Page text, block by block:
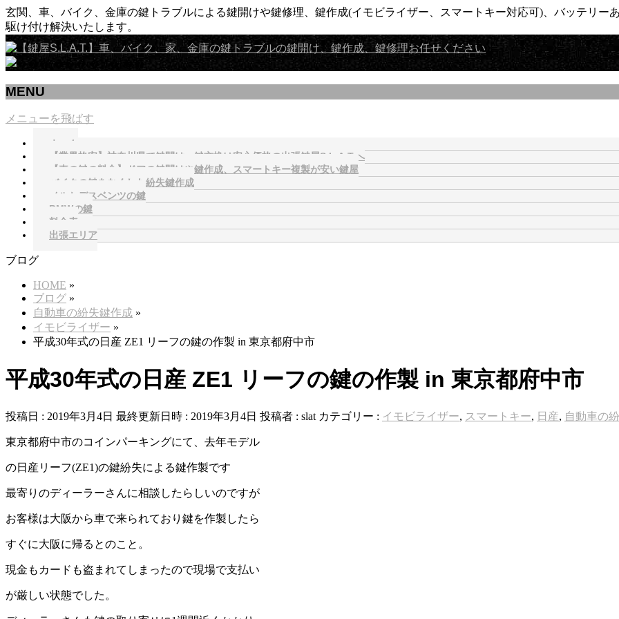
玄関、車、バイク、金庫の鍵トラブルによる鍵開けや鍵修理、鍵作成(イモビライザー、スマートキー対応可)、バッテリー
駆け付け解決いたします。
MENU
メニューを飛ばす
ホーム
【業界格安】神奈川県で鍵開け、鍵交換は安心価格の出張鍵屋S.L.A.T.へ
【車の鍵の料金】ドアの鍵開けや鍵作成、スマートキー複製が安い鍵屋
バイクの鍵をなくした紛失鍵作成
メルセデスベンツの鍵
BMWの鍵
料金表
出張エリア
ブログ
HOME »
ブログ »
自動車の紛失鍵作成 »
イモビライザー »
平成30年式の日産 ZE1 リーフの鍵の作製 in 東京都府中市
平成30年式の日産 ZE1 リーフの鍵の作製 in 東京都府中市
投稿日 : 2019年3月4日 最終更新日時 : 2019年3月4日 投稿者 : slat カテゴリー : イモビライザー, スマートキー, 日産, 自動車の
東京都府中市のコインパーキングにて、去年モデル
の日産リーフ(ZE1)の鍵紛失による鍵作製です
最寄りのディーラーさんに相談したらしいのですが
お客様は大阪から車で来られており鍵を作製したら
すぐに大阪に帰るとのこと。
現金もカードも盗まれてしまったので現場で支払い
が厳しい状態でした。